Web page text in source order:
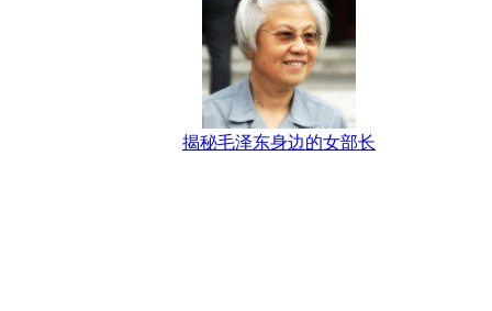
揭秘毛泽东身边的女部长